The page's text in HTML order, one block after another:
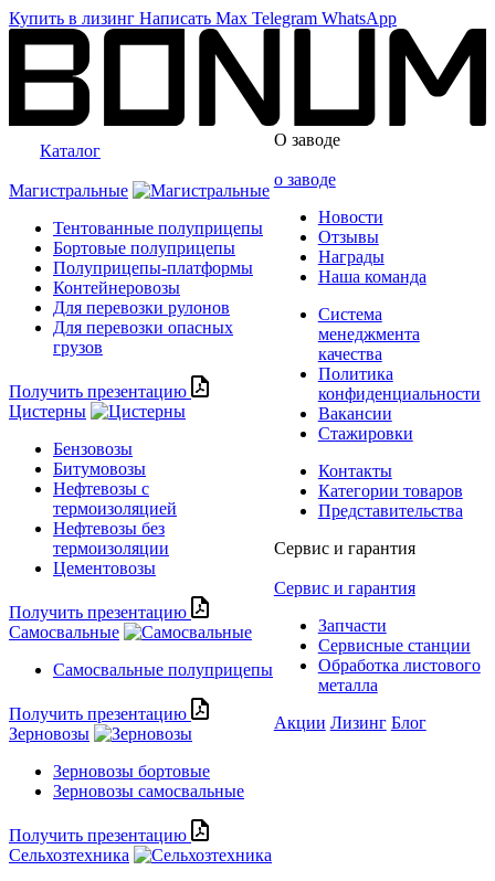
Купить в лизинг Написать Max Telegram WhatsApp
Каталог
Магистральные
Тентованные полуприцепы
Бортовые полуприцепы
Полуприцепы-платформы
Контейнеровозы
Для перевозки рулонов
Для перевозки опасных
грузов
Получить презентацию
Цистерны
Бензовозы
Битумовозы
Нефтевозы с
термоизоляцией
Нефтевозы без
термоизоляции
Цементовозы
Получить презентацию
Самосвальные
Самосвальные полуприцепы
Получить презентацию
Зерновозы
Зерновозы бортовые
Зерновозы самосвальные
Получить презентацию
Сельхозтехника
О заводе
о заводе
Новости
Отзывы
Награды
Наша команда
Система
менеджмента
качества
Политика
конфиденциальности
Вакансии
Стажировки
Контакты
Категории товаров
Представительства
Сервис и гарантия
Сервис и гарантия
Запчасти
Сервисные станции
Обработка листового
металла
Акции Лизинг Блог